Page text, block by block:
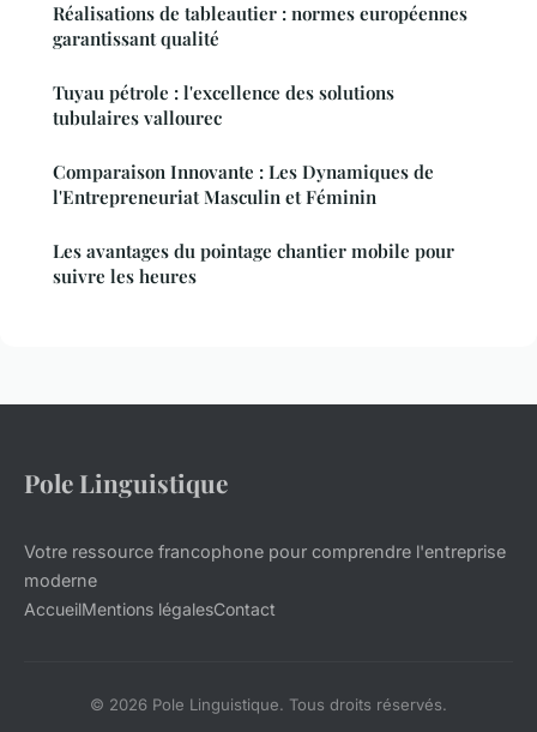
Réalisations de tableautier : normes européennes
garantissant qualité
Tuyau pétrole : l'excellence des solutions
tubulaires vallourec
Comparaison Innovante : Les Dynamiques de
l'Entrepreneuriat Masculin et Féminin
Les avantages du pointage chantier mobile pour
suivre les heures
Pole Linguistique
Votre ressource francophone pour comprendre l'entreprise
moderne
AccueilMentions légalesContact
© 2026 Pole Linguistique. Tous droits réservés.